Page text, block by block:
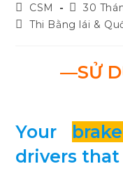
Post
author:
CSM
Post
published:
30
PostThi Bằng lái &
—SỬ
Your
drivers that